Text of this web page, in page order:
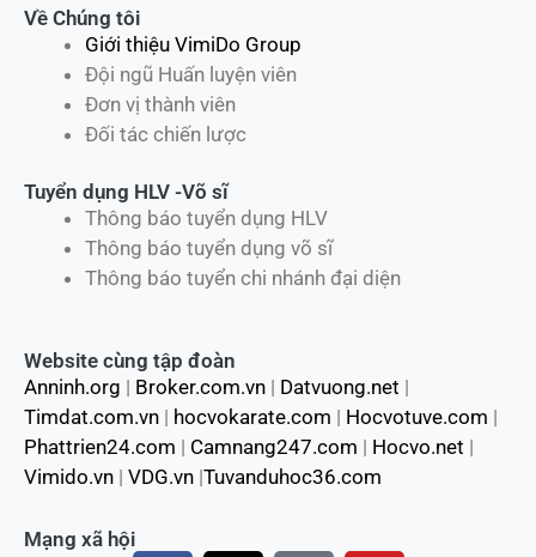
Về Chúng tôi
Giới thiệu VimiDo Group
Đội ngũ Huấn luyện viên
Đơn vị thành viên
Đối tác chiến lược
Tuyển dụng HLV -Võ sĩ
Thông báo tuyển dụng HLV
Thông báo tuyển dụng võ sĩ
Thông báo tuyển chi nhánh đại diện
Website cùng tập đoàn
Anninh.org | Broker.com.vn | Datvuong.net |
Timdat.com.vn | hocvokarate.com | Hocvotuve.com |
Phattrien24.com | Camnang247.com | Hocvo.net |
Vimido.vn | VDG.vn |Tuvanduhoc36.com
Mạng xã hội